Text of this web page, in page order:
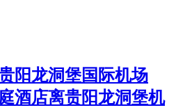
阳龙洞堡国际机场
酒店离贵阳龙洞堡机